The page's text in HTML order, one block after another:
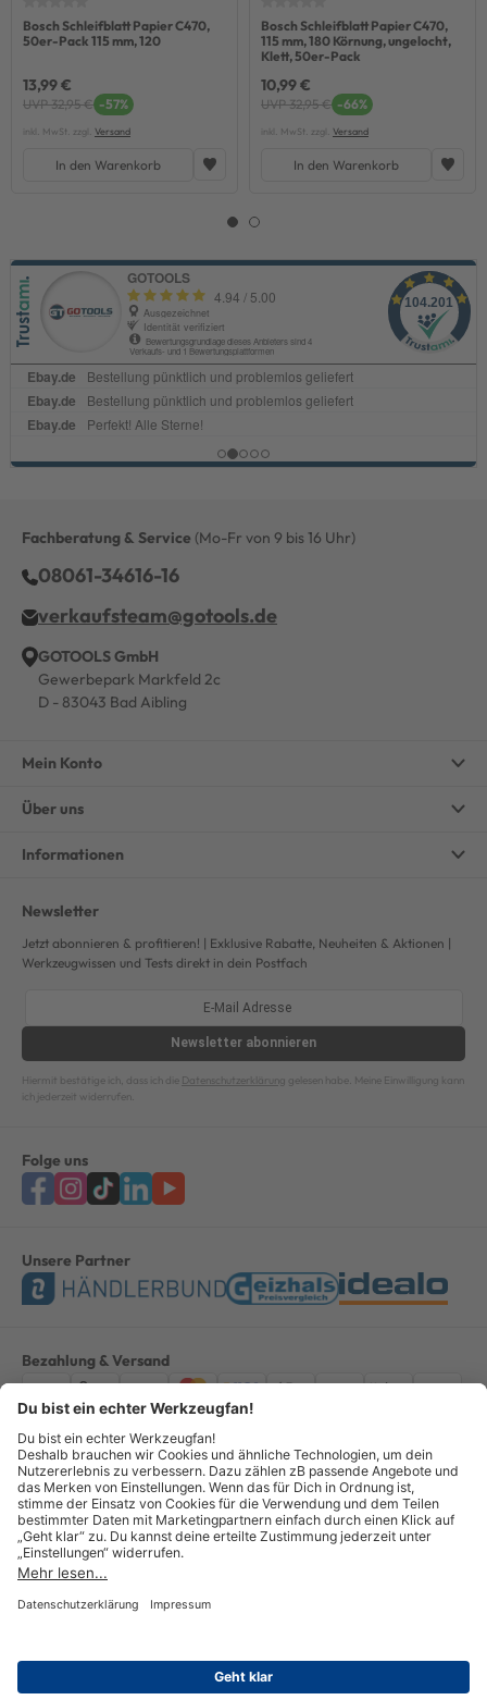
Bosch Schleifblatt Papier C470,
50er-Pack 115 mm, 120
13,99 €
UVP 32,95 € -57%
inkl. MwSt. zzgl. Versand
In den Warenkorb
Bosch Schleifblatt Papier C470,
115 mm, 180 Körnung, ungelocht,
Klett, 50er-Pack
10,99 €
UVP 32,95 € -66%
inkl. MwSt. zzgl. Versand
In den Warenkorb
Fachberatung & Service (Mo-Fr von 9 bis 16 Uhr)
08061-34616-16
verkaufsteam@gotools.de
GOTOOLS GmbH
Gewerbepark Markfeld 2c
D - 83043 Bad Aibling
Mein Konto
Über uns
Informationen
Newsletter
Jetzt abonnieren & profitieren! | Exklusive Rabatte, Neuheiten & Aktionen |
Werkzeugwissen und Tests direkt in dein Postfach
Newsletter abonnieren
Hiermit bestätige ich, dass ich die Datenschutzerklärung gelesen habe. Meine Einwilligung kann
ich jederzeit widerrufen.
Folge uns
Unsere Partner
Bezahlung & Versand
ImpressumAGBDatenschutzWiderruf Vertrag widerrufen
Alle Preise verstehen sich inkl. ges. MwSt. *Kostenloser Versand innerhalb
Deutschlands, bei Bestellungen ab 100,00 Euro.
© Copyright 2026 GOTOOLS GmbH - Alle Rechte vorbehalten. powered by
createyourtemplate